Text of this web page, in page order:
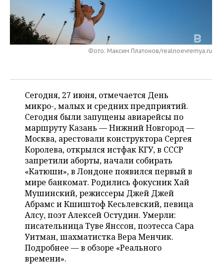
НЕФТЬ
РОЗНИЧНАЯ ТОРГОВЛЯ
ТРАНСПОРТ
НОВОСТИ ТЕХНОЛОГИЙ
IT
МЕРОПРИЯТИЯ
НОВОСТИ МЕРОПРИЯТИЙ
ONLINE-КОНФЕРЕНЦИИ
ОТКРЫТАЯ ЛЕКЦИЯ
ХОККЕЙ
БАСКЕТБОЛ
ВОЛЕЙБОЛ
КИБЕРСПОРТ
ФИГУРНОЕ КАТАНИЕ
ВОДНЫЕ ВИДЫ СПОРТА
ХОККЕЙ С МЯЧОМ
ВЛАСТЬ
ИНФРАСТРУКТУРА
ИСТОРИЯ
КУЛЬТУРА
МЕДИЦИНА
ОБРАЗОВАНИЕ
ПРОИСШЕСТВИЯ
СЮЖЕТЫ
СПРАВОЧНИК
СПИСОК ПЕРСОН
СПИСОК КОМПАНИЙ
ПОЛНАЯ ВЕРСИЯ
Фото: Максим Платонов/realnoevremya.ru
Сегодня, 27 июня, отмечается День
микро-, малых и средних предприятий.
Сегодня были запущены авиарейсы по
маршруту Казань — Нижний Новгород —
Москва, арестовали конструктора Сергея
Королева, открылся истфак КГУ, в СССР
запретили аборты, начали собирать
«Катюши», в Лондоне появился первый в
мире банкомат. Родились фокусник Хай
Мушинский, режиссеры Джей Джей
Абрамс и Кшиштоф Кесьлевский, певица
Алсу, поэт Алексей Остудин. Умерли:
писательница Туве Янссон, поэтесса Сара
Уитман, шахматистка Вера Менчик.
Подробнее — в обзоре «Реального
времени».